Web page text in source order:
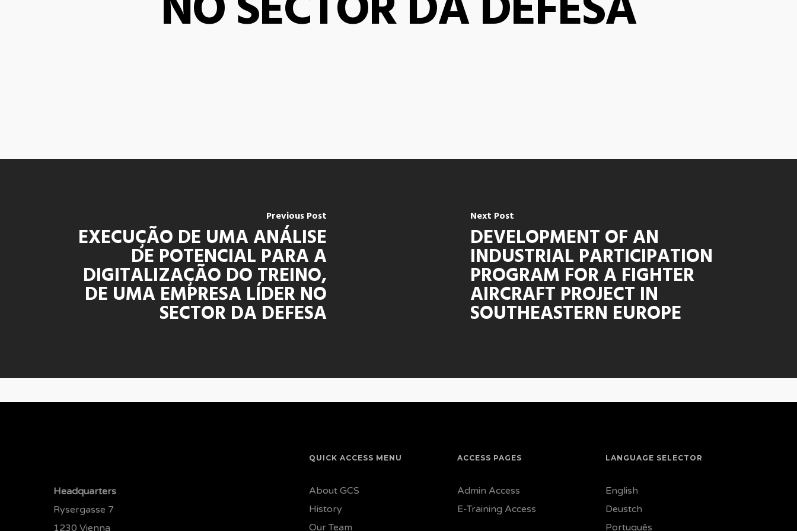
Previous Post
EXECUÇÃO DE UMA ANÁLISE
DE POTENCIAL PARA A
DIGITALIZAÇÃO DO TREINO,
DE UMA EMPRESA LÍDER NO
SECTOR DA DEFESA
Next Post
DEVELOPMENT OF AN
INDUSTRIAL PARTICIPATION
PROGRAM FOR A FIGHTER
AIRCRAFT PROJECT IN
SOUTHEASTERN EUROPE
Headquarters
Rysergasse 7
1230 Vienna
QUICK ACCESS MENU
About GCS
History
Our Team
ACCESS PAGES
Admin Access
E-Training Access
LANGUAGE SELECTOR
English
Deustch
Português